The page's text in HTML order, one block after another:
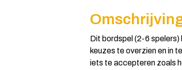
Dit bordspel (2-6 spelers)
keuzes te overzien en in
iets te accepteren zoals